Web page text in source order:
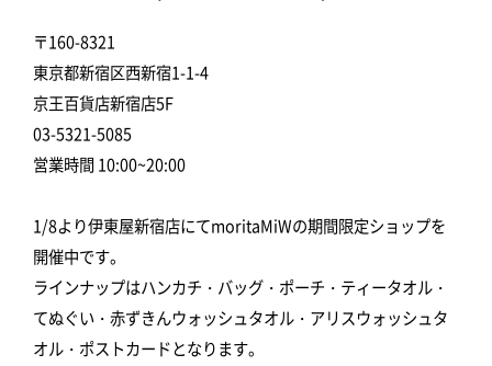
〒160-8321
東京都新宿区西新宿1-1-4
京王百貨店新宿店5F
03-5321-5085
営業時間 10:00~20:00
1/8より伊東屋新宿店にてmoritaMiWの期間限定ショップを
開催中です。
ラインナップはハンカチ・バッグ・ポーチ・ティータオル・
てぬぐい・赤ずきんウォッシュタオル・アリスウォッシュタ
オル・ポストカードとなります。